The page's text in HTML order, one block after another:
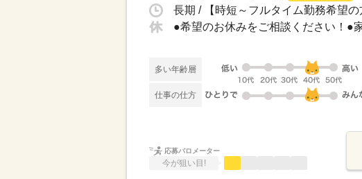
長期 / 【時短～フルタイム勤務希望
多い年齢層
仕事の仕方
応募バロメーター
今が狙い目!